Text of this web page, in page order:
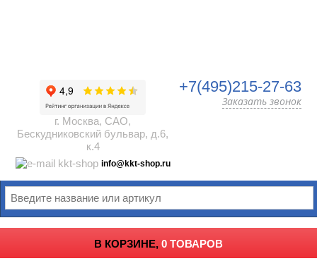
г. Москва, САО,
Бескудниковский бульвар, д.6,
к.4
info@kkt-shop.ru
+7(495)215-27-63
Заказать звонок
В КОРЗИНЕ, 0 ТОВАРОВ